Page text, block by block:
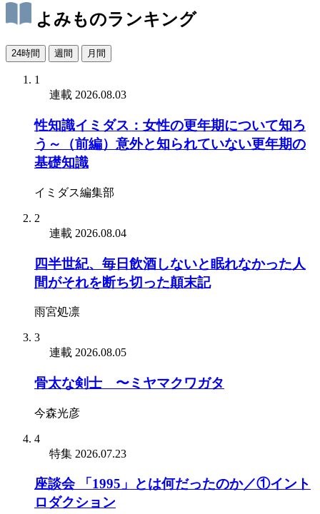
よみものランキング
24時間 週間 月間
1
連載 2026.08.03
性知識イミダス：女性の更年期について知ろ
う～（前編）意外と知られていない更年期の
基礎知識
イミダス編集部
2
連載 2026.08.04
四半世紀、毎日飲酒しないと眠れなかった人
間がそれを断ち切った顛末記
雨宮処凛
3
連載 2026.08.05
骨太な剣士 〜ミヤマクワガタ
今森光彦
4
特集 2026.07.23
座談会 「1995」とは何だったのか／①イント
ロダクション